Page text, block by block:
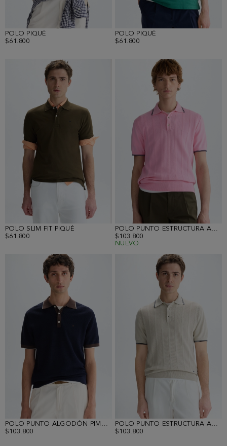
POLO PIQUÉ
$61.800
POLO PIQUÉ
$61.800
POLO SLIM FIT PIQUÉ
$61.800
POLO PUNTO ESTRUCTURA ACANALADA
$103.800
NUEVO
POLO PUNTO ALGODÓN PIMA ESTRUCTURA
$103.800
POLO PUNTO ESTRUCTURA ACANALADA
$103.800